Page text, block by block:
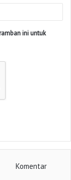
ini untuk
Komentar